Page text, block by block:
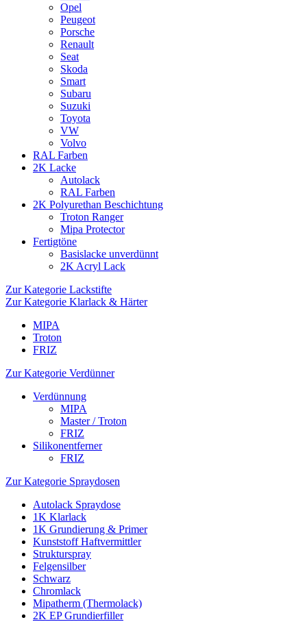
Opel
Peugeot
Porsche
Renault
Seat
Skoda
Smart
Subaru
Suzuki
Toyota
VW
Volvo
RAL Farben
2K Lacke
Autolack
RAL Farben
2K Polyurethan Beschichtung
Troton Ranger
Mipa Protector
Fertigtöne
Basislacke unverdünnt
2K Acryl Lack
Zur Kategorie Lackstifte
Zur Kategorie Klarlack & Härter
MIPA
Troton
FRIZ
Zur Kategorie Verdünner
Verdünnung
MIPA
Master / Troton
FRIZ
Silikonentferner
FRIZ
Zur Kategorie Spraydosen
Autolack Spraydose
1K Klarlack
1K Grundierung & Primer
Kunststoff Haftvermittler
Strukturspray
Felgensilber
Schwarz
Chromlack
Mipatherm (Thermolack)
2K EP Grundierfiller